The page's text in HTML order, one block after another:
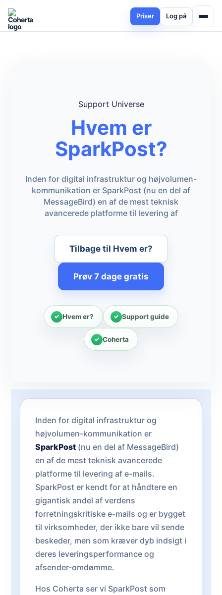
Priser Log på
Support Universe
Hvem er
SparkPost?
Inden for digital infrastruktur og højvolumen-
kommunikation er SparkPost (nu en del af
MessageBird) en af de mest teknisk
avancerede platforme til levering af
Tilbage til Hvem er?
Prøv 7 dage gratis
Hvem er? Support guide
Coherta
Inden for digital infrastruktur og
højvolumen-kommunikation er
SparkPost (nu en del af MessageBird)
en af de mest teknisk avancerede
platforme til levering af e-mails.
SparkPost er kendt for at håndtere en
gigantisk andel af verdens
forretningskritiske e-mails og er bygget
til virksomheder, der ikke bare vil sende
beskeder, men som kræver dyb indsigt i
deres leveringsperformance og
afsender-omdømme.
Hos Coherta ser vi SparkPost som